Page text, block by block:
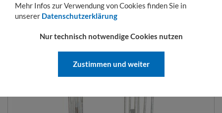
ROLLBEHÄLTER 682 X 815 MM
NUTZHÖHE 1500 MM 2-SEITIG
MIT KUNSTSTOFFBODEN
Mehr Infos zur Verwendung von Cookies finden Sie in
unserer Datenschutzerklärung
Nur technisch notwendige Cookies nutzen
Zustimmen und weiter